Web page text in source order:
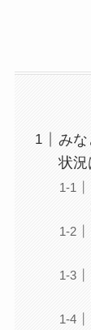
みな
状況